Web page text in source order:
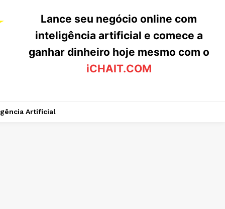
Lance seu negócio online com
inteligência artificial e comece a
ganhar dinheiro hoje mesmo com o
iCHAIT.COM
Artificial